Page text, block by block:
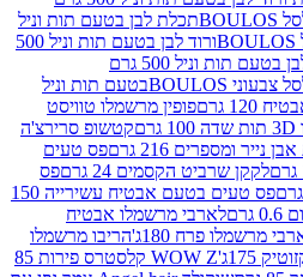
ממתק מרשמלו מסולסל BOULOSתכלת לבן בטעם תות וניל
ממתק מרשמלו מסולסל BOULOSורוד לבן בטעם תות וניל 500
ממתק מרשמלו כריות ורוד,לבן בטעם תות וניל 500 גרם
ממתק מרשמלו מסולסל צבעוני BOULOSבטעם תות וניל
פופין מרשמלו טוויסט
קטשופ סרירצ'ה
גרם
פס טעים
הקסמים 24 גרם
פס
פס טעים בטעם אבטיח עשירייה 150
מרשמלו אבטיח
180ג'
הריבו מרשמלו
WOW Z קלסטרס פירות 85